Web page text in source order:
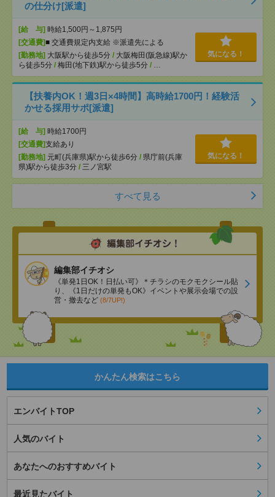
の仕分け[派遣]
[給 与] 時給1,500円～1,875円
[交通費]■ 交通費規定内支給 ※派遣先による
[勤務地] 大阪駅から徒歩5分 / 大阪梅田(阪急線)駅か
ら徒歩5分 / 梅田(地下鉄)駅から徒歩5分 / …
気になる！
【扶養内OK！週3日×4時間】高時給1700円！経験活
かせる採用サポ[派遣]
[給 与] 時給1700円
[交通費]支給あり
[勤務地] 元町(兵庫県)駅から徒歩6分 / 県庁前(兵庫
県)駅から徒歩3分 / 三ノ宮駅
気になる！
すべて見る
編集部イチオシ
《単発1日OK！日払い可》＊チラシのモクモクシール貼
り、《1日だけの単発もOK》イベントや展示会場での設
営・撤去など (8/7UP!)
かんたん検索はこちら
エンバイトTOP
人気のバイト
あなたへのおすすめバイト
最近見たバイト